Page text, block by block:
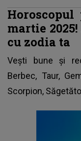
martie
cu zodia ta
Vești bune și
Berbec, Taur,
Scorpion,